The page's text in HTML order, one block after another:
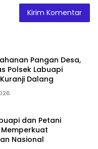
Pangan Desa,
Polsek Labuapi
Dalang
dan Petani
Nasional